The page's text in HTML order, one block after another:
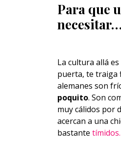
Para que
necesitar…
La cultura allá
puerta, te traiga
alemanes son
poquito. Son
muy cálidos por
acercan a una
bastante tímidos.